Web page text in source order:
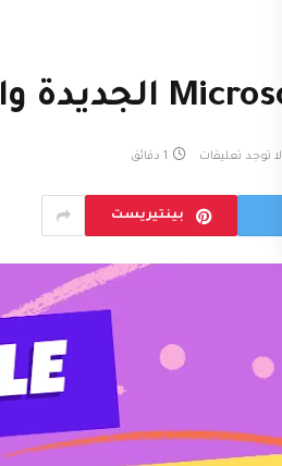
لا توجد تعليقات 1 دقائق
بينتيريست